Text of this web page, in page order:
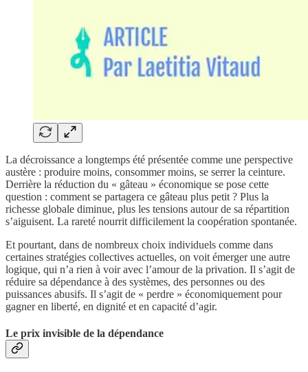
La décroissance a longtemps été présentée comme une perspective
austère : produire moins, consommer moins, se serrer la ceinture.
Derrière la réduction du « gâteau » économique se pose cette
question : comment se partagera ce gâteau plus petit ? Plus la
richesse globale diminue, plus les tensions autour de sa répartition
s’aiguisent. La rareté nourrit difficilement la coopération spontanée.
Et pourtant, dans de nombreux choix individuels comme dans
certaines stratégies collectives actuelles, on voit émerger une autre
logique, qui n’a rien à voir avec l’amour de la privation. Il s’agit de
réduire sa dépendance à des systèmes, des personnes ou des
puissances abusifs. Il s’agit de « perdre » économiquement pour
gagner en liberté, en dignité et en capacité d’agir.
Le prix invisible de la dépendance